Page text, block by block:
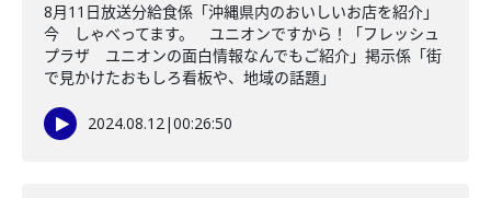
8月11日放送分給食係「沖縄県内のおいしいお店を紹介」
今 しゃべってます。 ユニオンですから！「フレッシュ
プラザ ユニオンの面白情報なんでもご紹介」掲示係「街
で見かけたおもしろ看板や、地域の話題」
2024.08.12|00:26:50